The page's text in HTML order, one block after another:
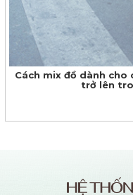
Cách mix đồ dành cho
trở lên